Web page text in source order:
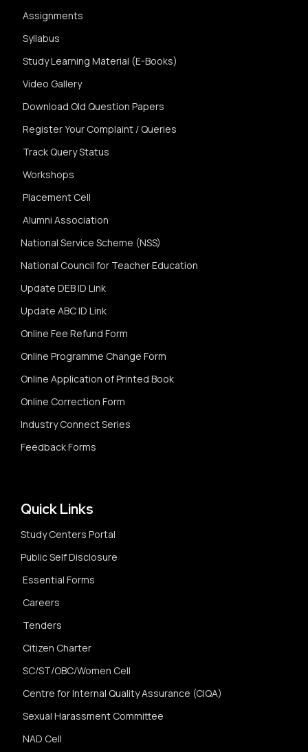
Assignments
Syllabus
Study Learning Material (E-Books)
Video Gallery
Download Old Question Papers
Register Your Complaint / Queries
Track Query Status
Workshops
Placement Cell
Alumni Association
National Service Scheme (NSS)
National Council for Teacher Education
Update DEB ID Link
Update ABC ID Link
Online Fee Refund Form
Online Programme Change Form
Online Application of Printed Book
Online Correction Form
Industry Connect Series
Feedback Forms
Quick Links
Study Centers Portal
Public Self Disclosure
Essential Forms
Careers
Tenders
Citizen Charter
SC/ST/OBC/Women Cell
Centre for Internal Quality Assurance (CIQA)
Sexual Harassment Committee
NAD Cell